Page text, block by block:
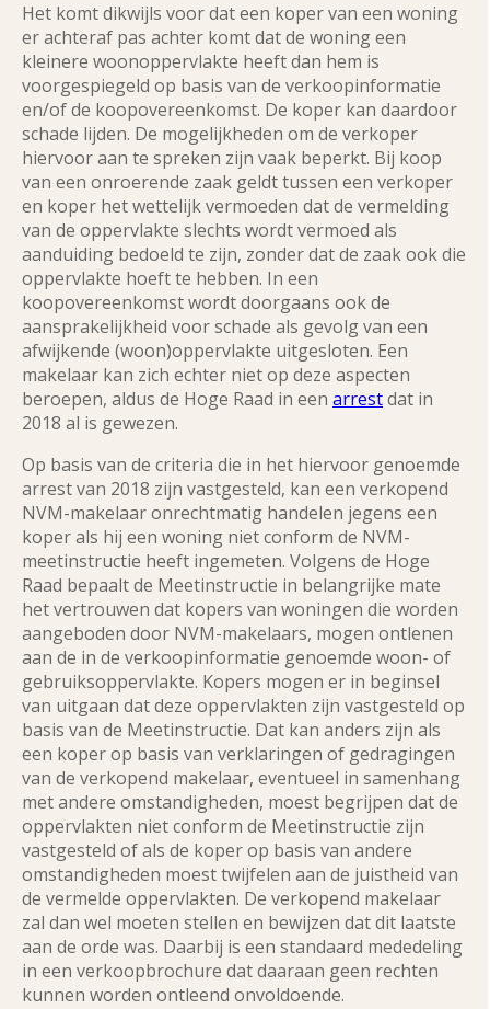
Het komt dikwijls voor dat een koper van een woning
er achteraf pas achter komt dat de woning een
kleinere woonoppervlakte heeft dan hem is
voorgespiegeld op basis van de verkoopinformatie
en/of de koopovereenkomst. De koper kan daardoor
schade lijden. De mogelijkheden om de verkoper
hiervoor aan te spreken zijn vaak beperkt. Bij koop
van een onroerende zaak geldt tussen een verkoper
en koper het wettelijk vermoeden dat de vermelding
van de oppervlakte slechts wordt vermoed als
aanduiding bedoeld te zijn, zonder dat de zaak ook die
oppervlakte hoeft te hebben. In een
koopovereenkomst wordt doorgaans ook de
aansprakelijkheid voor schade als gevolg van een
afwijkende (woon)oppervlakte uitgesloten. Een
makelaar kan zich echter niet op deze aspecten
beroepen, aldus de Hoge Raad in een arrestdat in
2018 al is gewezen.
Op basis van de criteria die in het hiervoor genoemde
arrest van 2018 zijn vastgesteld, kan een verkopend
NVM-makelaar onrechtmatig handelen jegens een
koper als hij een woning niet conform de NVM-
meetinstructie heeft ingemeten. Volgens de Hoge
Raad bepaalt de Meetinstructie in belangrijke mate
het vertrouwen dat kopers van woningen die worden
aangeboden door NVM-makelaars, mogen ontlenen
aan de in de verkoopinformatie genoemde woon- of
gebruiksoppervlakte. Kopers mogen er in beginsel
van uitgaan dat deze oppervlakten zijn vastgesteld op
basis van de Meetinstructie. Dat kan anders zijn als
een koper op basis van verklaringen of gedragingen
van de verkopend makelaar, eventueel in samenhang
met andere omstandigheden, moest begrijpen dat de
oppervlakten niet conform de Meetinstructie zijn
vastgesteld of als de koper op basis van andere
omstandigheden moest twijfelen aan de juistheid van
de vermelde oppervlakten. De verkopend makelaar
zal dan wel moeten stellen en bewijzen dat dit laatste
aan de orde was. Daarbij is een standaard mededeling
in een verkoopbrochure dat daaraan geen rechten
kunnen worden ontleend onvoldoende.